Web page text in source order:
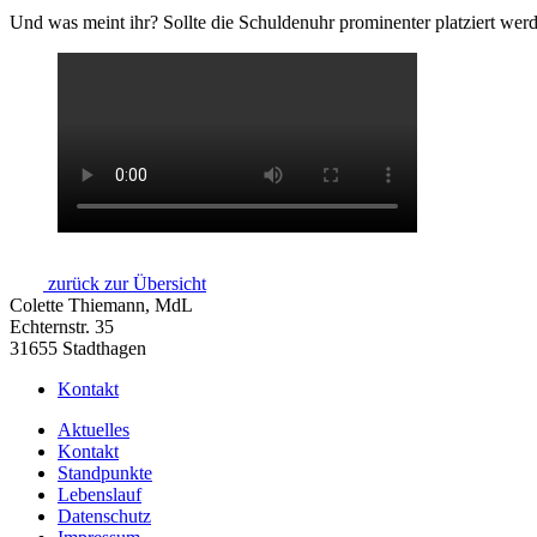
Und was meint ihr? Sollte die Schuldenuhr prominenter platziert
zurück zur Übersicht
Colette Thiemann, MdL
Echternstr. 35
31655 Stadthagen
Kontakt
Aktuelles
Kontakt
Standpunkte
Lebenslauf
Datenschutz